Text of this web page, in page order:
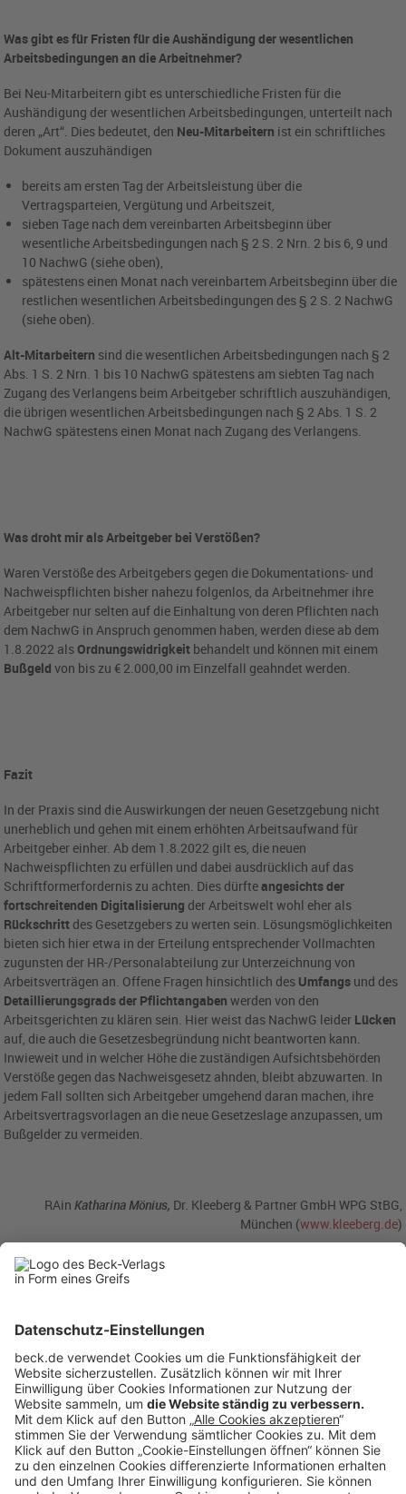
Was gibt es für Fristen für die Aushändigung der wesentlichen
Arbeitsbedingungen an die Arbeitnehmer?
Bei Neu-Mitarbeitern gibt es unterschiedliche Fristen für die
Aushändigung der wesentlichen Arbeitsbedingungen, unterteilt nach
deren „Art“. Dies bedeutet, den Neu-Mitarbeitern ist ein schriftliches
Dokument auszuhändigen
bereits am ersten Tag der Arbeitsleistung über die
Vertragsparteien, Vergütung und Arbeitszeit,
sieben Tage nach dem vereinbarten Arbeitsbeginn über
wesentliche Arbeitsbedingungen nach § 2 S. 2 Nrn. 2 bis 6, 9 und
10 NachwG (siehe oben),
spätestens einen Monat nach vereinbartem Arbeitsbeginn über die
restlichen wesentlichen Arbeitsbedingungen des § 2 S. 2 NachwG
(siehe oben).
Alt-Mitarbeitern sind die wesentlichen Arbeitsbedingungen nach § 2
Abs. 1 S. 2 Nrn. 1 bis 10 NachwG spätestens am siebten Tag nach
Zugang des Verlangens beim Arbeitgeber schriftlich auszuhändigen,
die übrigen wesentlichen Arbeitsbedingungen nach § 2 Abs. 1 S. 2
NachwG spätestens einen Monat nach Zugang des Verlangens.
Was droht mir als Arbeitgeber bei Verstößen?
Waren Verstöße des Arbeitgebers gegen die Dokumentations- und
Nachweispflichten bisher nahezu folgenlos, da Arbeitnehmer ihre
Arbeitgeber nur selten auf die Einhaltung von deren Pflichten nach
dem NachwG in Anspruch genommen haben, werden diese ab dem
1.8.2022 alsOrdnungswidrigkeit behandelt und können mit einem
Bußgeld von bis zu € 2.000,00 im Einzelfall geahndet werden.
Fazit
In der Praxis sind die Auswirkungen der neuen Gesetzgebung nicht
unerheblich und gehen mit einem erhöhten Arbeitsaufwand für
Arbeitgeber einher. Ab dem 1.8.2022 gilt es, die neuen
Nachweispflichten zu erfüllen und dabei ausdrücklich auf das
Schriftformerfordernis zu achten. Dies dürfteangesichts der
fortschreitenden Digitalisierung der Arbeitswelt wohl eher als
Rückschritt des Gesetzgebers zu werten sein. Lösungsmöglichkeiten
bieten sich hier etwa in der Erteilung entsprechender Vollmachten
zugunsten der HR-/Personalabteilung zur Unterzeichnung von
Arbeitsverträgen an. Offene Fragen hinsichtlich des Umfangs und des
Detaillierungsgrads der Pflichtangaben werden von den
Arbeitsgerichten zu klären sein. Hier weist das NachwG leider Lücken
auf, die auch die Gesetzesbegründung nicht beantworten kann.
Inwieweit und in welcher Höhe die zuständigen Aufsichtsbehörden
Verstöße gegen das Nachweisgesetz ahnden, bleibt abzuwarten. In
jedem Fall sollten sich Arbeitgeber umgehend daran machen, ihre
Arbeitsvertragsvorlagen an die neue Gesetzeslage anzupassen, um
Bußgelder zu vermeiden.
RAin Katharina Mönius, Dr. Kleeberg & Partner GmbH WPG StBG,
München (www.kleeberg.de)
becklink450647
Rubriken
Menü
Anzeigen